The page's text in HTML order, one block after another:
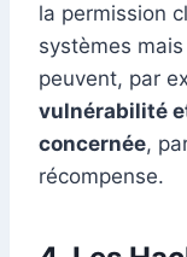
la permission
systèmes
peuvent, par
vulnérabilité
concernée,
récompense.